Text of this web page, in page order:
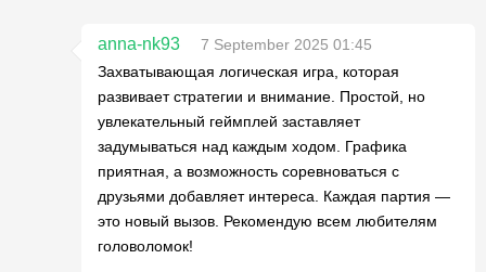
anna-nk93
7 September 2025 01:45
Захватывающая логическая игра, которая
развивает стратегии и внимание. Простой, но
увлекательный геймплей заставляет
задумываться над каждым ходом. Графика
приятная, а возможность соревноваться с
друзьями добавляет интереса. Каждая партия —
это новый вызов. Рекомендую всем любителям
головоломок!